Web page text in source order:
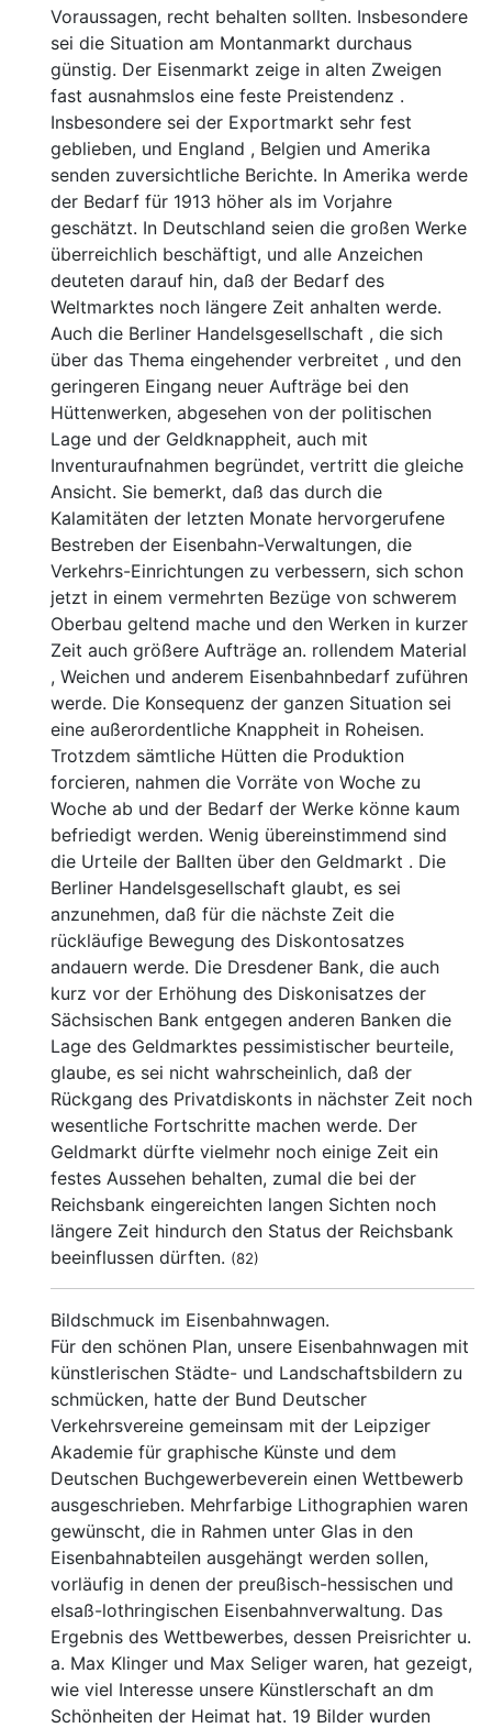
Voraussagen, recht behalten sollten. Insbesondere
sei die Situation am Montanmarkt durchaus
günstig. Der Eisenmarkt zeige in alten Zweigen
fast ausnahmslos eine feste Preistendenz .
Insbesondere sei der Exportmarkt sehr fest
geblieben, und England , Belgien und Amerika
senden zuversichtliche Berichte. In Amerika werde
der Bedarf für 1913 höher als im Vorjahre
geschätzt. In Deutschland seien die großen Werke
überreichlich beschäftigt, und alle Anzeichen
deuteten darauf hin, daß der Bedarf des
Weltmarktes noch längere Zeit anhalten werde.
Auch die Berliner Handelsgesellschaft , die sich
über das Thema eingehender verbreitet , und den
geringeren Eingang neuer Aufträge bei den
Hüttenwerken, abgesehen von der politischen
Lage und der Geldknappheit, auch mit
Inventuraufnahmen begründet, vertritt die gleiche
Ansicht. Sie bemerkt, daß das durch die
Kalamitäten der letzten Monate hervorgerufene
Bestreben der Eisenbahn-Verwaltungen, die
Verkehrs-Einrichtungen zu verbessern, sich schon
jetzt in einem vermehrten Bezüge von schwerem
Oberbau geltend mache und den Werken in kurzer
Zeit auch größere Aufträge an. rollendem Material
, Weichen und anderem Eisenbahnbedarf zuführen
werde. Die Konsequenz der ganzen Situation sei
eine außerordentliche Knappheit in Roheisen.
Trotzdem sämtliche Hütten die Produktion
forcieren, nahmen die Vorräte von Woche zu
Woche ab und der Bedarf der Werke könne kaum
befriedigt werden. Wenig übereinstimmend sind
die Urteile der Ballten über den Geldmarkt . Die
Berliner Handelsgesellschaft glaubt, es sei
anzunehmen, daß für die nächste Zeit die
rückläufige Bewegung des Diskontosatzes
andauern werde. Die Dresdener Bank, die auch
kurz vor der Erhöhung des Diskonisatzes der
Sächsischen Bank entgegen anderen Banken die
Lage des Geldmarktes pessimistischer beurteile,
glaube, es sei nicht wahrscheinlich, daß der
Rückgang des Privatdiskonts in nächster Zeit noch
wesentliche Fortschritte machen werde. Der
Geldmarkt dürfte vielmehr noch einige Zeit ein
festes Aussehen behalten, zumal die bei der
Reichsbank eingereichten langen Sichten noch
längere Zeit hindurch den Status der Reichsbank
beeinflussen dürften. (82)
Bildschmuck im Eisenbahnwagen.
Für den schönen Plan, unsere Eisenbahnwagen mit
künstlerischen Städte- und Landschaftsbildern zu
schmücken, hatte der Bund Deutscher
Verkehrsvereine gemeinsam mit der Leipziger
Akademie für graphische Künste und dem
Deutschen Buchgewerbeverein einen Wettbewerb
ausgeschrieben. Mehrfarbige Lithographien waren
gewünscht, die in Rahmen unter Glas in den
Eisenbahnabteilen ausgehängt werden sollen,
vorläufig in denen der preußisch-hessischen und
elsaß-lothringischen Eisenbahnverwaltung. Das
Ergebnis des Wettbewerbes, dessen Preisrichter u.
a. Max Klinger und Max Seliger waren, hat gezeigt,
wie viel Interesse unsere Künstlerschaft an dm
Schönheiten der Heimat hat. 19 Bilder wurden